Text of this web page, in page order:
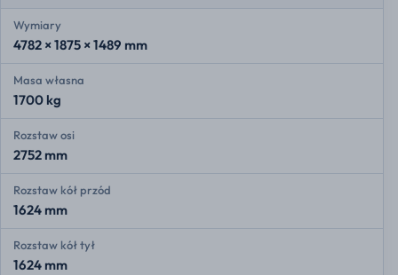
Wymiary
4782 × 1875 × 1489 mm
Masa własna
1700 kg
Rozstaw osi
2752 mm
Rozstaw kół przód
1624 mm
Rozstaw kół tył
1624 mm